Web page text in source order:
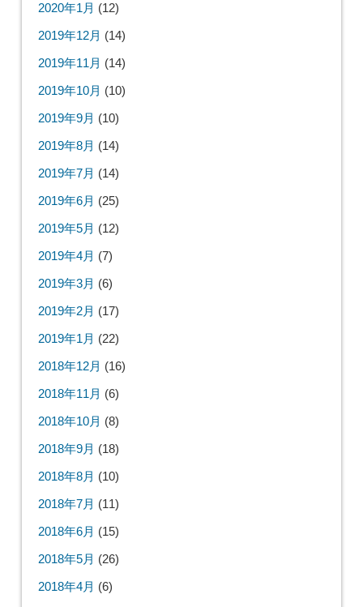
2020年1月 (12)
2019年12月 (14)
2019年11月 (14)
2019年10月 (10)
2019年9月 (10)
2019年8月 (14)
2019年7月 (14)
2019年6月 (25)
2019年5月 (12)
2019年4月 (7)
2019年3月 (6)
2019年2月 (17)
2019年1月 (22)
2018年12月 (16)
2018年11月 (6)
2018年10月 (8)
2018年9月 (18)
2018年8月 (10)
2018年7月 (11)
2018年6月 (15)
2018年5月 (26)
2018年4月 (6)